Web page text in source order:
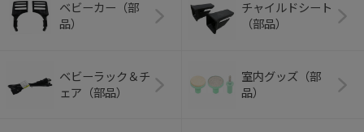
ベビーカー（部
品）
チャイルドシート
（部品）
ベビーラック＆チ
ェア（部品）
室内グッズ（部
品）